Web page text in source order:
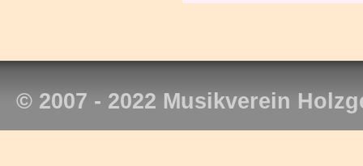
© 2007 - 2022 Musikverein